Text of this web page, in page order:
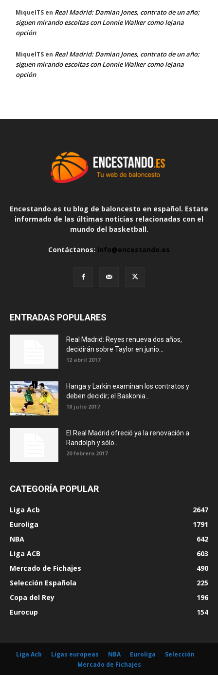
MiquelTS en Real Madrid: Damian Jones, contrato de un año;
siguen mirando escoltas con Lonnie Walker como lejana
opción
MiquelTS en Real Madrid: Damian Jones, contrato de un año;
siguen mirando escoltas con Lonnie Walker como lejana
opción
Encestando.es tu blog de baloncesto en español. Estate
informado de las últimas noticias relacionadas con el
mundo del basketball.
Contáctanos: info@encestando.es
ENTRADAS POPULARES
Real Madrid: Reyes renueva dos años,
decidirán sobre Taylor en junio...
12 abril 2017
Hanga y Larkin examinan los contratos y
deben decidir; el Baskonia...
18 julio 2017
El Real Madrid ofreció ya la renovación a
Randolph y sólo...
20 febrero 2017
CATEGORÍA POPULAR
Liga Acb
2647
Euroliga
1791
NBA
642
Liga ACB
603
Mercado de Fichajes
490
Selección Española
225
Copa del Rey
196
Eurocup
154
Liga Acb Ligas europeas NBA Euroliga
Selección
Mercado de Fichajes